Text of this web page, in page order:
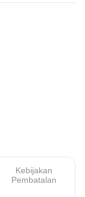
Kebijakan
Pembatalan